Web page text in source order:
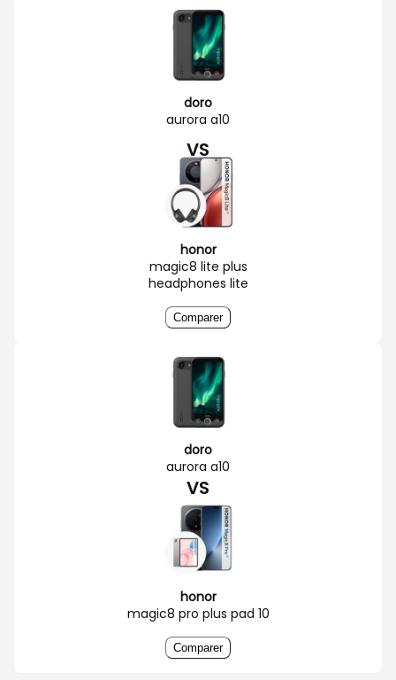
doro
aurora a10
VS
honor
magic8 lite plus
headphones lite
Comparer
doro
aurora a10
VS
honor
magic8 pro plus pad 10
Comparer